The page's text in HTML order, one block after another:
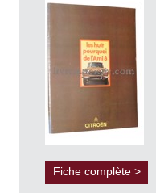
Fiche complète >